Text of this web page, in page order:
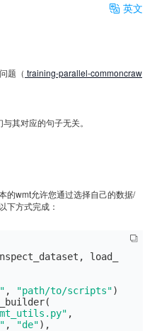
英文
题（ training-parallel-commoncraw
其对应的句子无关。
的wmt允许您通过选择自己的数据/
下方式完成：
load_
, "path/to/scripts")
,
, "de"),